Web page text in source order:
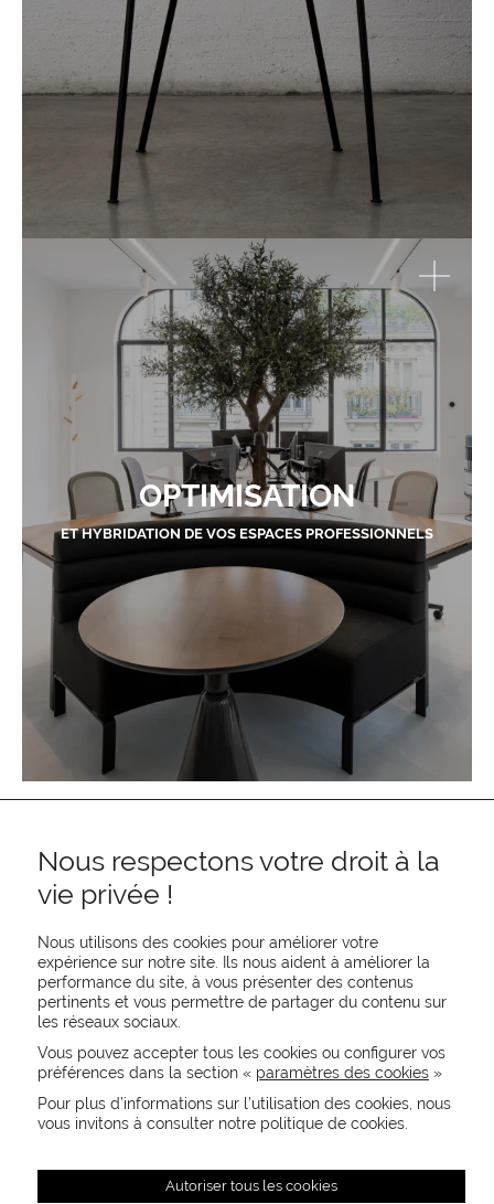
OPTIMISATION
ET HYBRIDATION DE VOS ESPACES PROFESSIONNELS
REJOIGNEZ-NOUS
CONTACTEZ-NOUS
NEWSLETTER
Recevez les actualités MOORE en exclusivité
Nous respectons votre droit à la
vie privée !
Nous utilisons des cookies pour améliorer votre
expérience sur notre site. Ils nous aident à améliorer la
performance du site, à vous présenter des contenus
pertinents et vous permettre de partager du contenu sur
les réseaux sociaux.
Vous pouvez accepter tous les cookies ou configurer vos
préférences dans la section « paramètres des cookies »
Pour plus d’informations sur l’utilisation des cookies, nous
vous invitons à consulter notre politique de cookies.
Autoriser tous les cookies